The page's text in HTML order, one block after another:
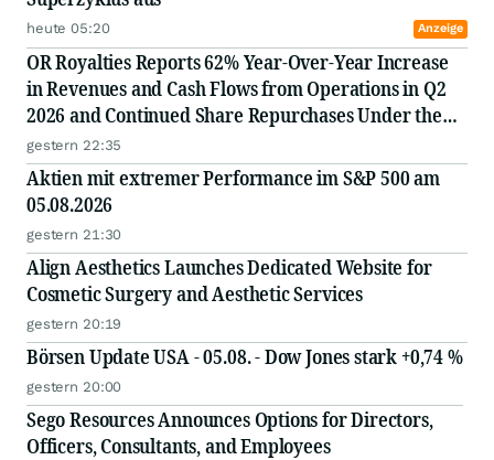
heute 05:20 Anzeige
OR Royalties Reports 62% Year-Over-Year Increase
in Revenues and Cash Flows from Operations in Q2
2026 and Continued Share Repurchases Under the
Normal Course Issuer Bid
gestern 22:35
Aktien mit extremer Performance im S&P 500 am
05.08.2026
gestern 21:30
Align Aesthetics Launches Dedicated Website for
Cosmetic Surgery and Aesthetic Services
gestern 20:19
Börsen Update USA - 05.08. - Dow Jones stark +0,74 %
gestern 20:00
Sego Resources Announces Options for Directors,
Officers, Consultants, and Employees